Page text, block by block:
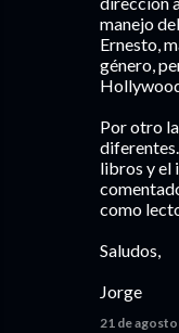
manejo
Ernesto,
género,
Por otro
libros y el
como
Saludos,
Jorge
21 de agosto